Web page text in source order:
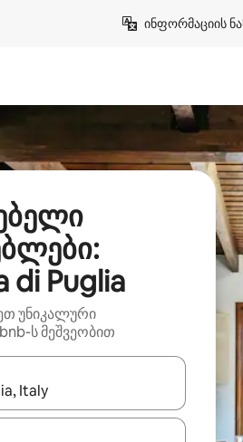
ინფორმაციის
di Puglia
უნიკალური
ს მეშვეობით
გახდება, ნავიგაციისთვის